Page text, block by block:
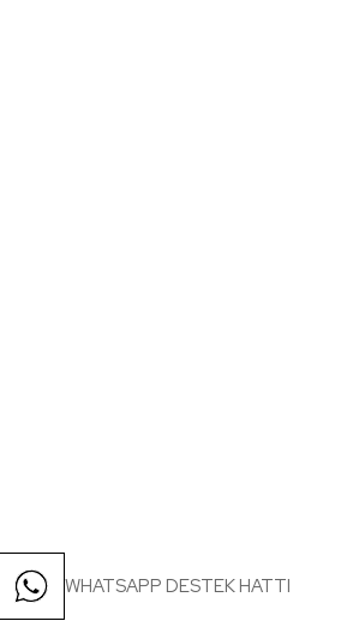
WHATSAPP DESTEK HATTI